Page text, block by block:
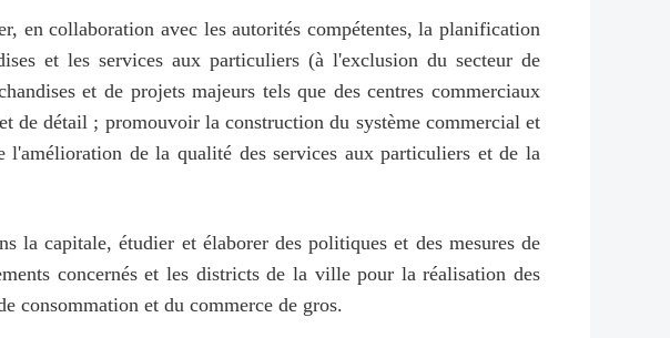
en collaboration avec les autorités compétentes, la planification
et les services aux particuliers (à l'exclusion du secteur de
et de projets majeurs tels que des centres commerciaux
de détail ; promouvoir la construction du système commercial et
de la qualité des services aux particuliers et de la
la capitale, étudier et élaborer des politiques et des mesures de
concernés et les districts de la ville pour la réalisation des
consommation et du commerce de gros.